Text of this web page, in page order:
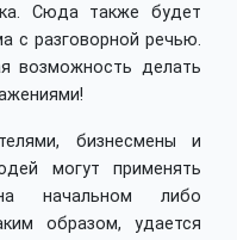
Сюда также будет
с разговорной речью.
возможность делать
бизнесмены и
могут применять
начальном либо
образом, удается